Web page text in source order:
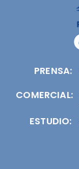
PRENSA:
COMERCIAL:
ESTUDIO: